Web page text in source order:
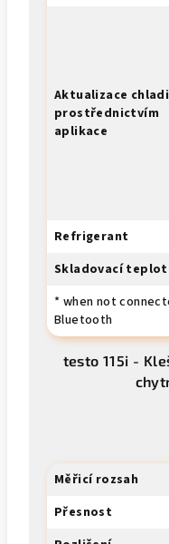
Aktualizace
prostřednictvím
aplikace
Refrigerant
Skladovací
* when not
Bluetooth
testo 115i -
Měřicí rozsah
Přesnost